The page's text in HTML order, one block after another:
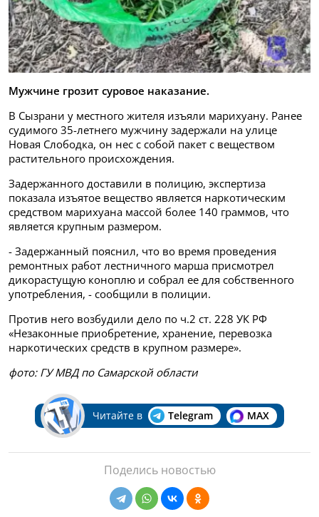
Мужчине грозит суровое наказание.
В Сызрани у местного жителя изъяли марихуану. Ранее
судимого 35-летнего мужчину задержали на улице
Новая Слободка, он нес с собой пакет с веществом
растительного происхождения.
Задержанного доставили в полицию, экспертиза
показала изъятое вещество является наркотическим
средством марихуана массой более 140 граммов, что
является крупным размером.
- Задержанный пояснил, что во время проведения
ремонтных работ лестничного марша присмотрел
дикорастущую коноплю и собрал ее для собственного
употребления, - сообщили в полиции.
Против него возбудили дело по ч.2 ст. 228 УК РФ
«Незаконные приобретение, хранение, перевозка
наркотических средств в крупном размере».
фото: ГУ МВД по Самарской области
Читайте в Telegram MAX
Поделись новостью